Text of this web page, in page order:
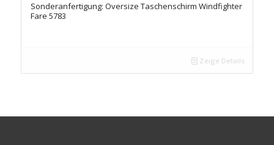
Sonderanfertigung: Oversize Taschenschirm Windfighter
Fare 5783
Zeige Details